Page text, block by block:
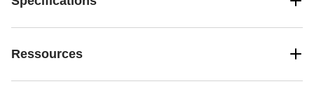
Ressources